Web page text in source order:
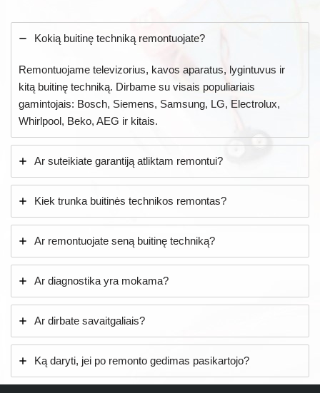
Kokią buitinę techniką remontuojate?
Remontuojame televizorius, kavos aparatus, lygintuvus ir
kitą buitinę techniką. Dirbame su visais populiariais
gamintojais: Bosch, Siemens, Samsung, LG, Electrolux,
Whirlpool, Beko, AEG ir kitais.
Ar suteikiate garantiją atliktam remontui?
Kiek trunka buitinės technikos remontas?
Ar remontuojate seną buitinę techniką?
Ar diagnostika yra mokama?
Ar dirbate savaitgaliais?
Ką daryti, jei po remonto gedimas pasikartojo?